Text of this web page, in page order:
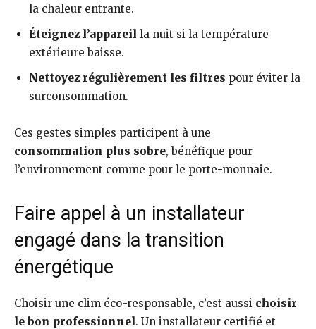
la chaleur entrante.
Éteignez l’appareil la nuit si la température
extérieure baisse.
Nettoyez régulièrement les filtres pour éviter la
surconsommation.
Ces gestes simples participent à une
consommation plus sobre, bénéfique pour
l’environnement comme pour le porte-monnaie.
Faire appel à un installateur
engagé dans la transition
énergétique
Choisir une clim éco-responsable, c’est aussi choisir
le bon professionnel. Un installateur certifié et